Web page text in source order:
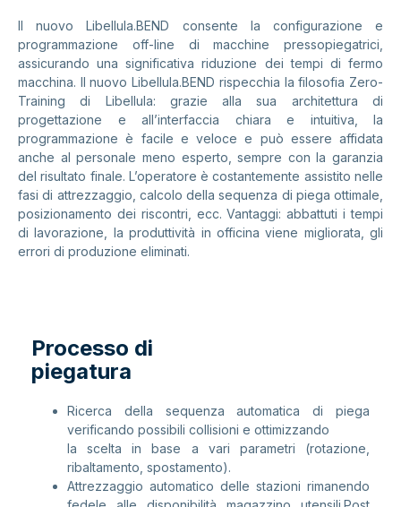
Il nuovo Libellula.BEND consente la configurazione e
programmazione off-line di macchine pressopiegatrici,
assicurando una significativa riduzione dei tempi di fermo
macchina. Il nuovo Libellula.BEND rispecchia la filosofia Zero-
Training di Libellula: grazie alla sua architettura di
progettazione e all’interfaccia chiara e intuitiva, la
programmazione è facile e veloce e può essere affidata
anche al personale meno esperto, sempre con la garanzia
del risultato finale. L’operatore è costantemente assistito nelle
fasi di attrezzaggio, calcolo della sequenza di piega ottimale,
posizionamento dei riscontri, ecc. Vantaggi: abbattuti i tempi
di lavorazione, la produttività in officina viene migliorata, gli
errori di produzione eliminati.
Processo di
piegatura
Ricerca della sequenza automatica di piega
verificando possibili collisioni e ottimizzando
la scelta in base a vari parametri (rotazione,
ribaltamento, spostamento).
Attrezzaggio automatico delle stazioni rimanendo